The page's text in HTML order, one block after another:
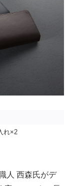
れ×2
人 西森氏がデ